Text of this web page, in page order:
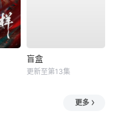
盲盒
更新至第13集
更多